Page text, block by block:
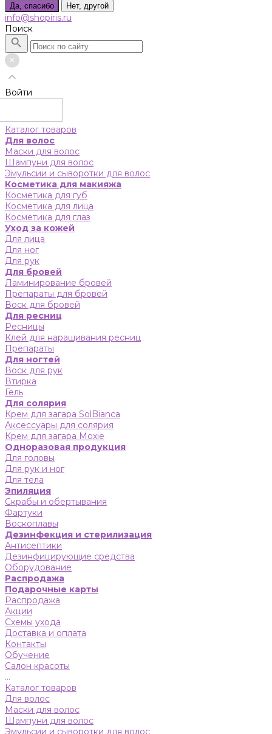
Да, спасибо Нет, другой
info@shopiris.ru
Поиск
Войти
Каталог товаров
Для волос
Маски для волос
Шампуни для волос
Эмульсии и сыворотки для волос
Косметика для макияжа
Косметика для губ
Косметика для лица
Косметика для глаз
Уход за кожей
Для лица
Для ног
Для рук
Для бровей
Ламинирование бровей
Препараты для бровей
Воск для бровей
Для ресниц
Ресницы
Клей для наращивания ресниц
Препараты
Для ногтей
Воск для рук
Втирка
Гель
Для солярия
Крем для загара SolBianca
Аксессуары для солярия
Крем для загара Moxie
Одноразовая продукция
Для головы
Для рук и ног
Для тела
Эпиляция
Скрабы и обертывания
Фартуки
Воскоплавы
Дезинфекция и стерилизация
Антисептики
Дезинфицирующие средства
Оборудование
Распродажа
Подарочные карты
Распродажа
Акции
Схемы ухода
Доставка и оплата
Контакты
Обучение
Салон красоты
...
Каталог товаров
Для волос
Маски для волос
Шампуни для волос
Эмульсии и сыворотки для волос